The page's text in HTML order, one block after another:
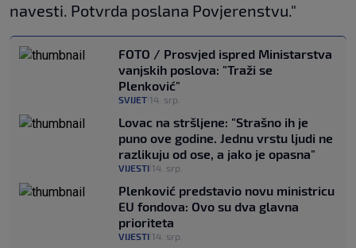
navesti. Potvrda poslana Povjerenstvu."
FOTO / Prosvjed ispred Ministarstva
vanjskih poslova: "Traži se
Plenković"
SVIJET 14. srp.
Lovac na stršljene: "Strašno ih je
puno ove godine. Jednu vrstu ljudi ne
razlikuju od ose, a jako je opasna"
VIJESTI 14. srp.
Plenković predstavio novu ministricu
EU fondova: Ovo su dva glavna
prioriteta
VIJESTI 14. srp.